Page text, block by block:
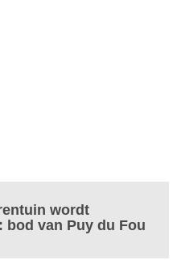
wordt
bod van Puy du Fou